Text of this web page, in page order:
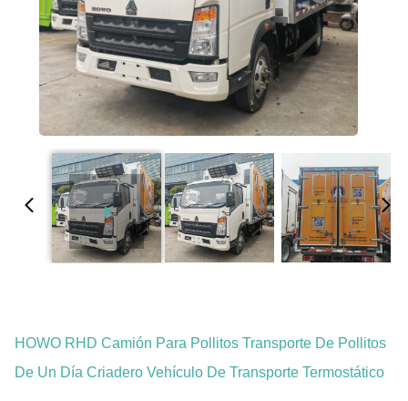
HOWO RHD Camión Para Pollitos Transporte De Pollitos
De Un Día Criadero Vehículo De Transporte Termostático